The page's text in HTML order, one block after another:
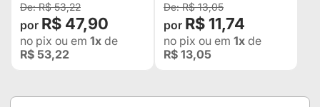
R$ 53,22
R$ 47,90
no pix ou em 1x de
R$ 53,22
R$ 13,05
R$ 11,74
no pix ou em 1x de
R$ 13,05